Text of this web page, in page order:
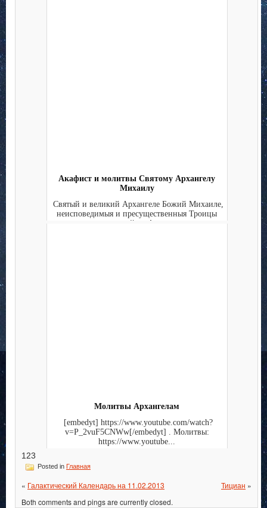
Акафист и молитвы Святому Архангелу
Михаилу
Святый и великий Архангеле Божий Михаиле,
неисповедимыя и пресущественныя Троицы
первый во Ан...
Молитвы Архангелам
[embedyt] https://www.youtube.com/watch?
v=P_2vuF5CNWw[/embedyt] . Молитвы:
https://www.youtube...
123
Posted in Главная
« Галактический Календарь на 11.02.2013 Тициан »
Both comments and pings are currently closed.